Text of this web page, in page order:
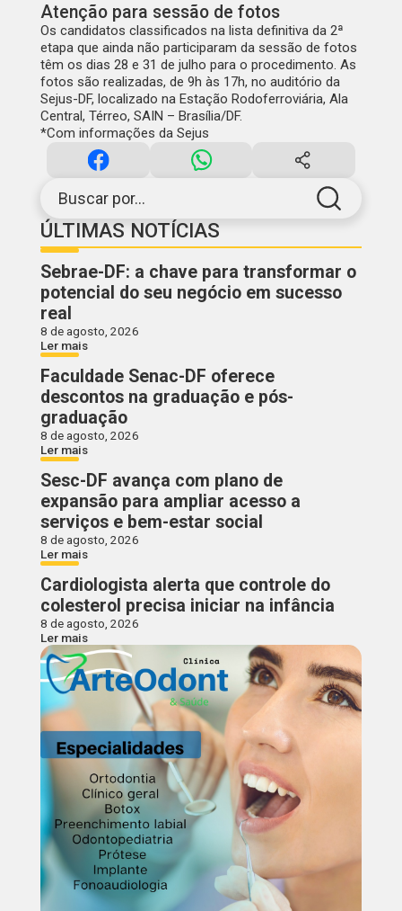
Buscar por...
ÚLTIMAS NOTÍCIAS
Sebrae-DF: a chave para transformar o
potencial do seu negócio em sucesso
real
8 de agosto, 2026
Ler mais
Faculdade Senac-DF oferece
descontos na graduação e pós-
graduação
8 de agosto, 2026
Ler mais
Sesc-DF avança com plano de
expansão para ampliar acesso a
serviços e bem-estar social
8 de agosto, 2026
Ler mais
Cardiologista alerta que controle do
colesterol precisa iniciar na infância
8 de agosto, 2026
Ler mais
Atenção para sessão de fotos
Os candidatos classificados na lista definitiva da 2ª
etapa que ainda não participaram da sessão de fotos
têm os dias 28 e 31 de julho para o procedimento. As
fotos são realizadas, de 9h às 17h, no auditório da
Sejus-DF, localizado na Estação Rodoferroviária, Ala
Central, Térreo, SAIN – Brasília/DF.
*Com informações da Sejus